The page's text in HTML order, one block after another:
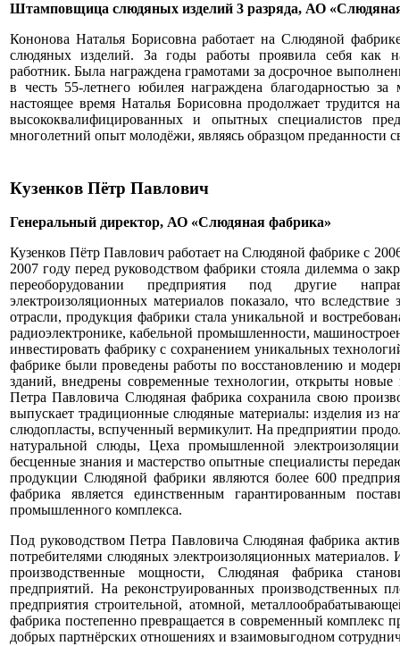
Штамповщица слюдяных изделий 3 разряда, АО
Кононова Наталья Борисовна работает на Слюдяной
слюдяных изделий. За годы работы проявила себя как
работник. Была награждена грамотами за досрочное
в честь 55-летнего юбилея награждена благодарностью
настоящее время Наталья Борисовна продолжает трудится
высококвалифицированных и опытных специалистов
многолетний опыт молодёжи, являясь образцом преданности
Кузенков Пётр Павлович
Генеральный директор, АО «Слюдяная фабрика»
Кузенков Пётр Павлович работает на Слюдяной фабрике с
2007 году перед руководством фабрики стояла дилемма о
переоборудовании предприятия под другие
электроизоляционных материалов показало, что
отрасли, продукция фабрики стала уникальной и
радиоэлектронике, кабельной промышленности,
инвестировать фабрику с сохранением уникальных
фабрике были проведены работы по восстановлению и
зданий, внедрены современные технологии, открыты новые
Петра Павловича Слюдяная фабрика сохранила свою
выпускает традиционные слюдяные материалы: изделия из
слюдопласты, вспученный вермикулит. На предприятии
натуральной слюды, Цеха промышленной
бесценные знания и мастерство опытные специалисты
продукции Слюдяной фабрики являются более 600
фабрика является единственным гарантированным
промышленного комплекса.
Под руководством Петра Павловича Слюдяная фабрика
потребителями слюдяных электроизоляционных
производственные мощности, Слюдяная фабрика
предприятий. На реконструированных производственных
предприятия строительной, атомной,
фабрика постепенно превращается в современный комплекс
добрых партнёрских отношениях и взаимовыгодном